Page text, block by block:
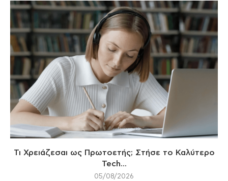
Τι Χρειάζεσαι ως Πρωτοετής; Στήσε το Καλύτερο
Tech...
05/08/2026